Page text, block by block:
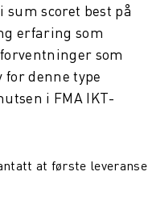
scoret best på
erfaring som
som
denne type
i FMA IKT-
at første leveranse